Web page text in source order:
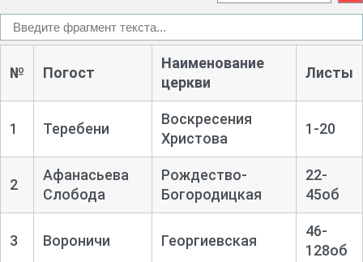
№ Погост
Наименование
церкви
Листы
1 Теребени
Воскресения
Христова
1-20
2
Афанасьева
Слобода
Рождество-
Богородицкая
22-
45об
3 Вороничи Георгиевская
46-
128об